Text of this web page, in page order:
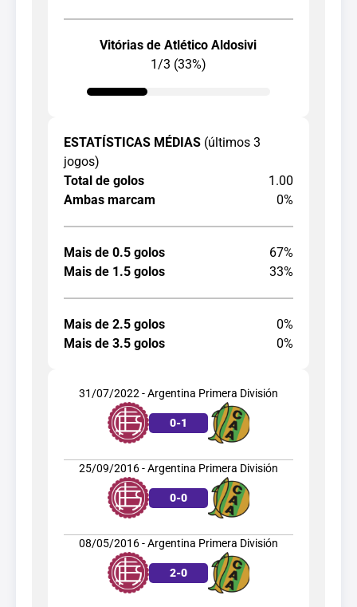
Vitórias de Atlético Aldosivi
1/3 (33%)
ESTATÍSTICAS MÉDIAS (últimos 3
jogos)
Total de golos
1.00
Ambas marcam
0%
Mais de 0.5 golos
67%
Mais de 1.5 golos
33%
Mais de 2.5 golos
0%
Mais de 3.5 golos
0%
31/07/2022 - Argentina Primera División
0-1
25/09/2016 - Argentina Primera División
0-0
08/05/2016 - Argentina Primera División
2-0